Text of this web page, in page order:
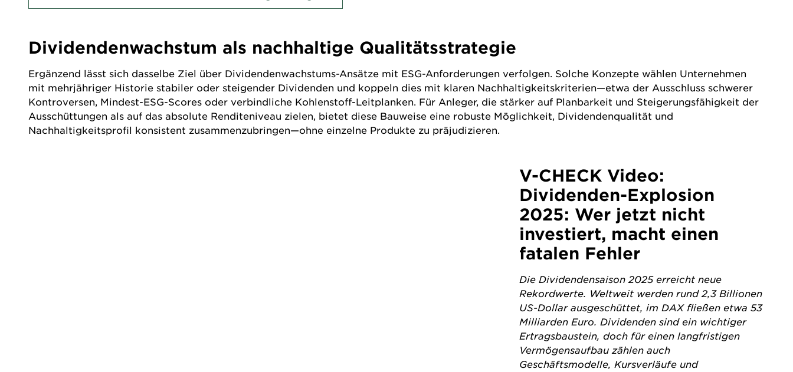
Dividendenwachstum als nachhaltige Qualitätsstrategie
Ergänzend lässt sich dasselbe Ziel über Dividendenwachstums-Ansätze mit ESG-Anforderungen verfolgen. Solche Konzepte wählen Unternehmen
mit mehrjähriger Historie stabiler oder steigender Dividenden und koppeln dies mit klaren Nachhaltigkeitskriterien—etwa der Ausschluss schwerer
Kontroversen, Mindest-ESG-Scores oder verbindliche Kohlenstoff-Leitplanken. Für Anleger, die stärker auf Planbarkeit und Steigerungsfähigkeit der
Ausschüttungen als auf das absolute Renditeniveau zielen, bietet diese Bauweise eine robuste Möglichkeit, Dividendenqualität und
Nachhaltigkeitsprofil konsistent zusammenzubringen—ohne einzelne Produkte zu präjudizieren.
V-CHECK Video:
Dividenden-Explosion
2025: Wer jetzt nicht
investiert, macht einen
fatalen Fehler
Die Dividendensaison 2025 erreicht neue
Rekordwerte. Weltweit werden rund 2,3 Billionen
US-Dollar ausgeschüttet, im DAX fließen etwa 53
Milliarden Euro. Dividenden sind ein wichtiger
Ertragsbaustein, doch für einen langfristigen
Vermögensaufbau zählen auch
Geschäftsmodelle, Kursverläufe und